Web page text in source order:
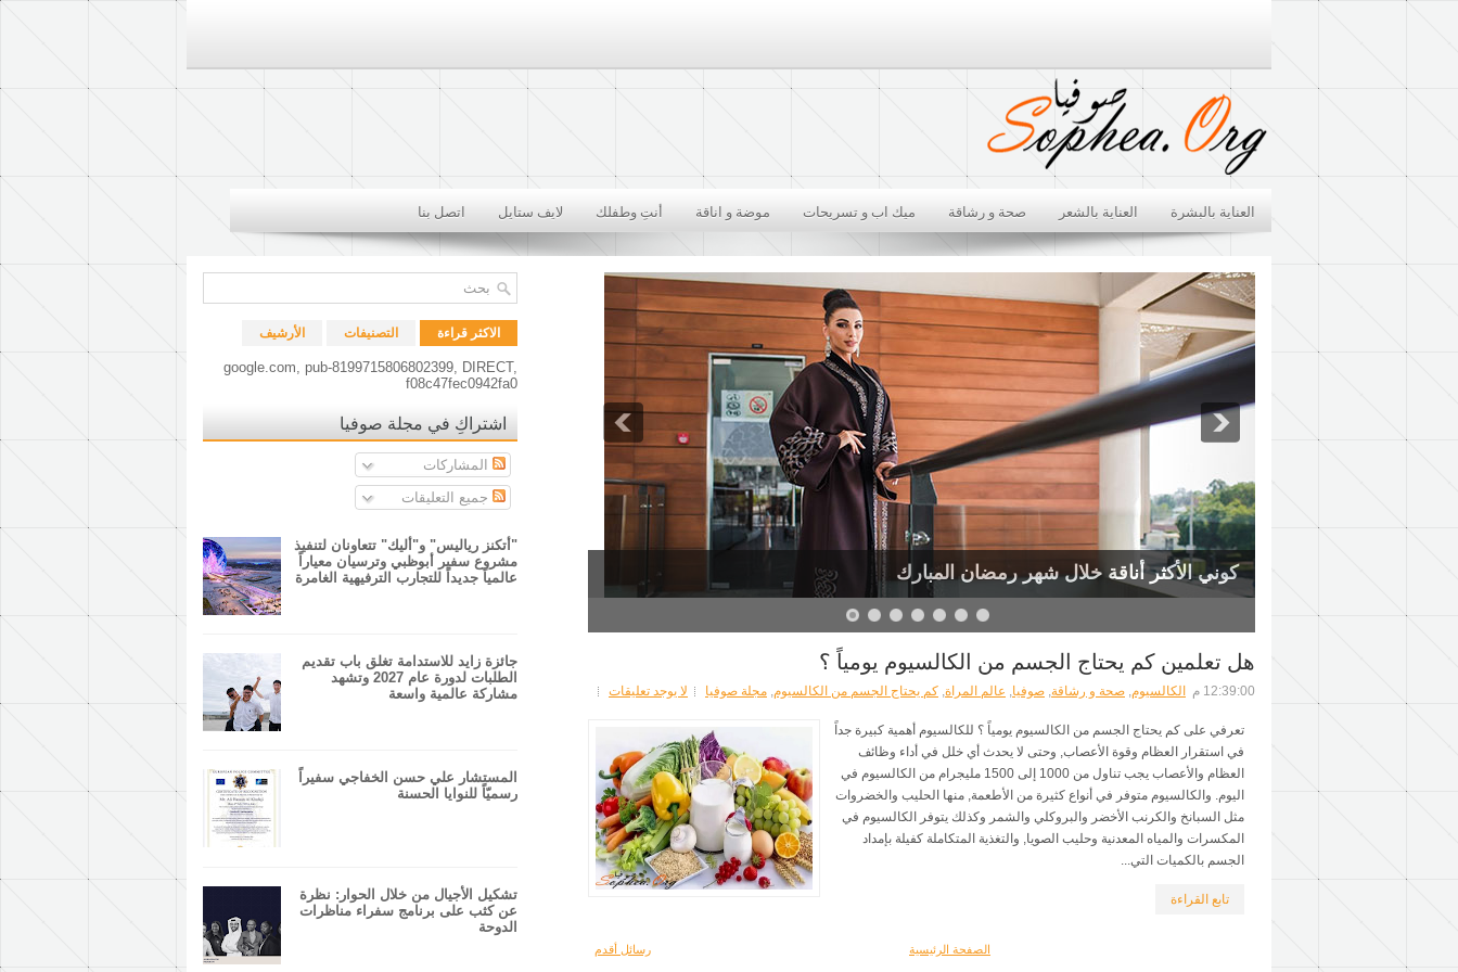
العناية بالبشرة العناية بالشعر صحة و رشاقة ميك اب و تسريحات موضة و اناقة أنتِ وطفلك لايف ستايل اتصل بنا
الاكثر قراءة التصنيفات الأرشيف
google.com, pub-8199715806802399, DIRECT,
f08c47fec0942fa0
اشتراكِ في مجلة صوفيا
المشاركات
جميع التعليقات
"أتكنز رياليس" و"أليك" تتعاونان لتنفيذ
مشروع سفير أبوظبي وترسيان معياراً
عالمياً جديداً للتجارب الترفيهية الغامرة
جائزة زايد للاستدامة تغلق باب تقديم
الطلبات لدورة عام 2027 وتشهد
مشاركة عالمية واسعة
المستشار علي حسن الخفاجي سفيراً
رسميّاً للنوايا الحسنة
تشكيل الأجيال من خلال الحوار: نظرة
عن كثب على برنامج سفراء مناظرات
الدوحة
كوني الأكثر أناقة خلال شهر رمضان المبارك
هل تعلمين كم يحتاج الجسم من الكالسيوم يومياً ؟
12:39:00 م الكالسيوم, صحة و رشاقة, صوفيا, عالم المراة, كم يحتاج الجسم من الكالسيوم, مجلة صوفيا لا يوجد تعليقات
تعرفي على كم يحتاج الجسم من الكالسيوم يومياً ؟ للكالسيوم أهمية كبيرة جداً
في استقرار العظام وقوة الأعصاب, وحتى لا يحدث أي خلل في أداء وظائف
العظام والأعصاب يجب تناول من 1000 إلى 1500 مليجرام من الكالسيوم في
اليوم. والكالسيوم متوفر في أنواع كثيرة من الأطعمة, منها الحليب والخضروات
مثل السبانخ والكرنب الأخضر والبروكلي والشمر وكذلك يتوفر الكالسيوم في
المكسرات والمياه المعدنية وحليب الصويا, والتغذية المتكاملة كفيلة بإمداد
الجسم بالكميات التي...
تابع القراءة
رسائل أقدم الصفحة الرئيسية